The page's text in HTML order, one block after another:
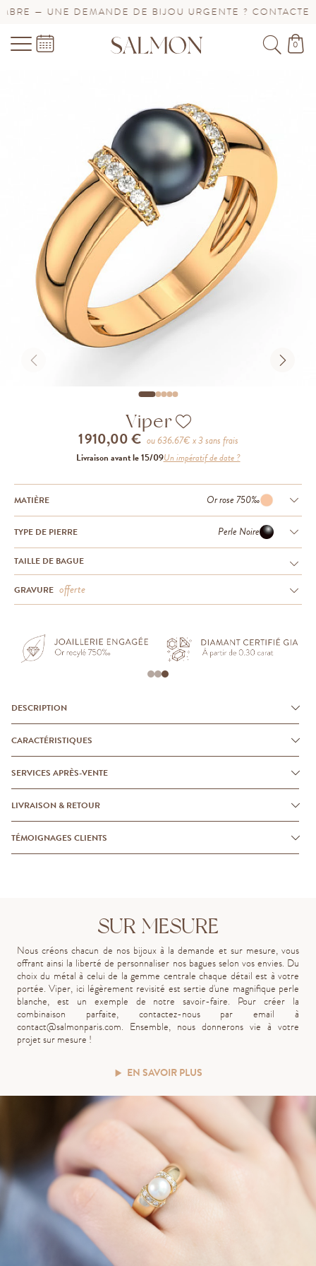
— UNE DEMANDE DE BIJOU URGENTE ? CONTACTEZ-
0
Viper
1 910,00 € ou636.67€ x 3 sans frais
Livraison avant le 15/09Un impératif de date ?
MATIÈRE Or rose 750‰
TYPE DE PIERRE Perle Noire
TAILLE DE BAGUE
GRAVURE offerte
DESCRIPTION
CARACTÉRISTIQUES
SERVICES APRÈS-VENTE
LIVRAISON & RETOUR
TÉMOIGNAGES CLIENTS
SUR MESURE
Nous créons chacun de nos bijoux à la demande et sur mesure, vous
offrant ainsi la liberté de personnaliser nos bagues selon vos envies. Du
choix du métal à celui de la gemme centrale chaque détail est à votre
portée. Viper, ici légèrement revisité est sertie d'une magnifique perle
blanche, est un exemple de notre savoir-faire. Pour créer la
combinaison parfaite, contactez-nous par email à
contact@salmonparis.com. Ensemble, nous donnerons vie à votre
projet sur mesure !
EN SAVOIR PLUS